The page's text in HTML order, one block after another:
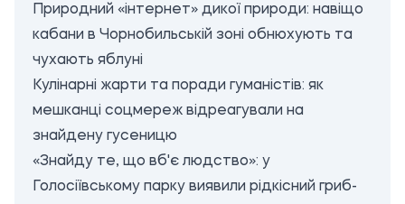
Природний «інтернет» дикої природи: навіщо
кабани в Чорнобильській зоні обнюхують та
чухають яблуні
Кулінарні жарти та поради гуманістів: як
мешканці соцмереж відреагували на
знайдену гусеницю
«Знайду те, що вб'є людство»: у
Голосіївському парку виявили рідкісний гриб-